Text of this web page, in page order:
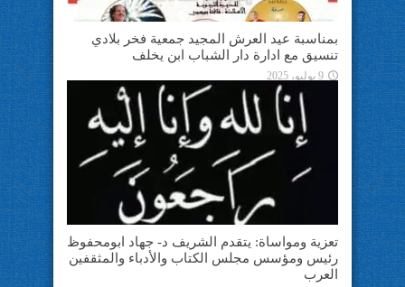
بمناسبة عيد العرش المجيد جمعية فخر بلادي
تنسيق مع ادارة دار الشباب ابن يخلف
9 يوليو، 2025
تعزية ومواساة: يتقدم الشريف د- جهاد ابومحفوظ
رئيس ومؤسس مجلس الكتاب والأدباء والمثقفين
العرب